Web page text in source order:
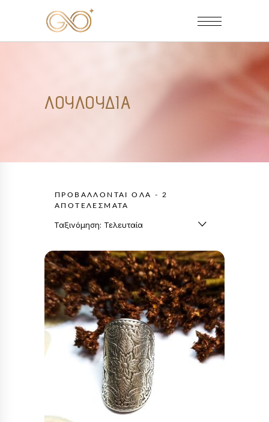
ΛΟΥΛΟΎΔΙΑ
ΠΡΟΒΆΛΛΟΝΤΑΙ ΌΛΑ - 2
ΑΠΟΤΕΛΈΣΜΑΤΑ
LATEST
Ταξινόμηση: Τελευταία